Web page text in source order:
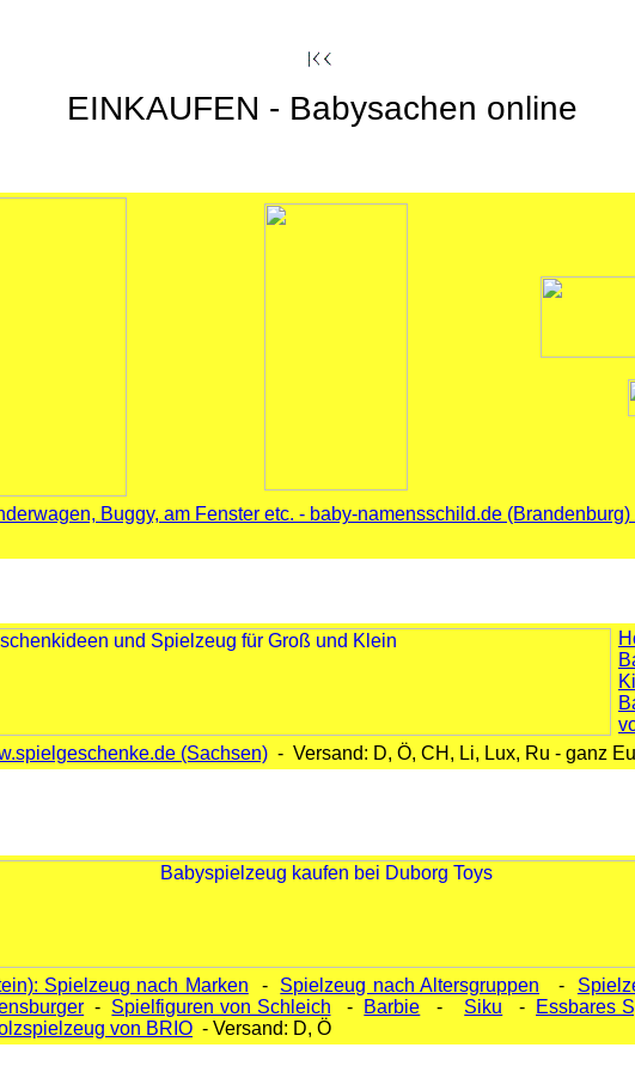
EINKAUFEN - Babysachen online
Buggy, am Fenster etc. - baby-namensschild.de (Brandenburg)
(Sachsen) - Versand: D, Ö, CH, Li, Lux, Ru - ganz
Spielzeug nach Marken - Spielzeug nach Altersgruppen -
- Spielfiguren von Schleich - Barbie - Siku - Essbares
von BRIO - Versand: D, Ö